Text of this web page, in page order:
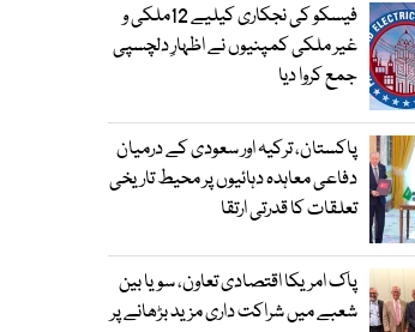
فیسکو کی نجکاری کیلیے 12ملکی و
غیر ملکی کمپنیوں نے اظہارِ دلچسپی
جمع کروا دیا
پاکستان، ترکیہ اور سعودی کے درمیان
دفاعی معاہدہ دہائیوں پر محیط تاریخی
تعلقات کا قدرتی ارتقا
پاک امریکا اقتصادی تعاون، سویا بین
شعبے میں شراکت داری مزید بڑھانے پر